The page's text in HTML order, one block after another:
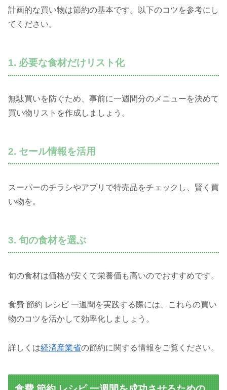
計画的な買い物は節約の基本です。以下のコツを参考にし
てください。
1. 必要な食材だけリスト化
無駄買いを防ぐため、事前に一週間分のメニューを決めて
買い物リストを作成しましょう。
2. セール情報を活用
スーパーのチラシやアプリで特売品をチェックし、賢く買
い物を。
3. 旬の食材を選ぶ
旬の食材は価格が安くて栄養価も高いのでおすすめです。
食費 節約 レシピ 一週間を実践する際には、これらの買い
物のコツを活かして効率化しましょう。
詳しくは経済産業省の節約に関する情報をご覧ください。